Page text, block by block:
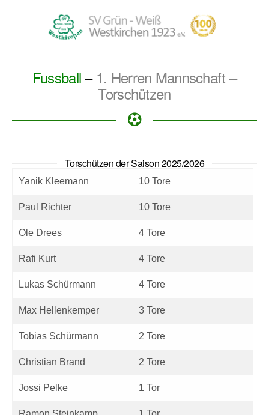
Fussball– 1. Herren Mannschaft –
Torschützen
Torschützen der Saison 2025/2026
Yanik Kleemann 10 Tore
Paul Richter 10 Tore
Ole Drees 4 Tore
Rafi Kurt 4 Tore
Lukas Schürmann 4 Tore
Max Hellenkemper 3 Tore
Tobias Schürmann 2 Tore
Christian Brand 2 Tore
Jossi Pelke 1 Tor